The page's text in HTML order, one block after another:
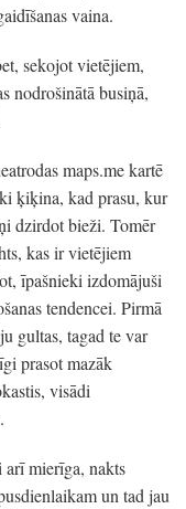
vaina.
sekojot vietējiem,
nodrošinātā busiņā,
maps.me kartē
ķiķina, kad prasu, kur
dzirdot bieži. Tomēr
kas ir vietējiem
īpašnieki izdomājuši
tendencei. Pirmā
gultas, tagad te var
prasot mazāk
visādi
arī mierīga, nakts
un tad jau